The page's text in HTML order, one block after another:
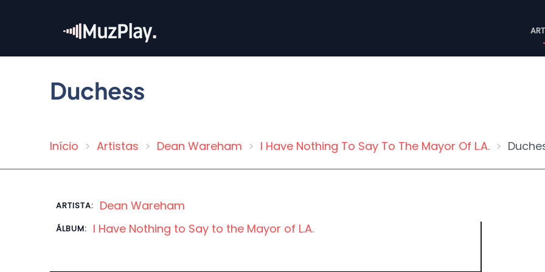
conteúdo
Duchess
Trilha
navegação
Início Artistas Dean Wareham I Have Nothing To Say To The Mayor Of L​.​A.
ARTISTA: Dean Wareham
ÁLBUM: I Have Nothing to Say to the Mayor of L​.​A.